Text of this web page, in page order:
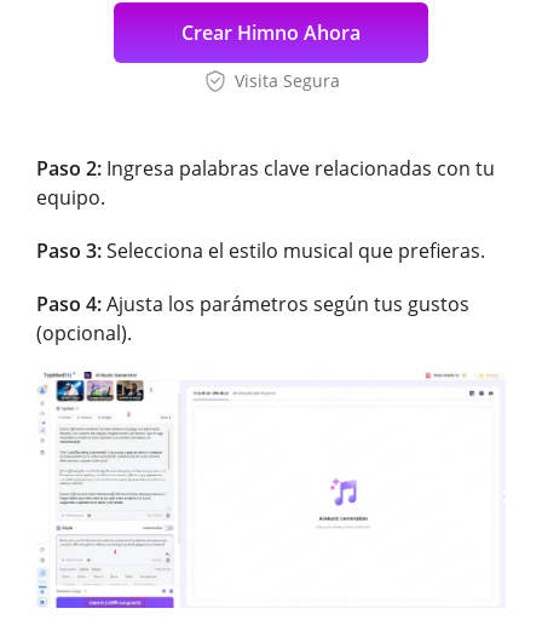
Crear Himno Ahora
Visita Segura
Paso 2: Ingresa palabras clave relacionadas con tu
equipo.
Paso 3:Selecciona el estilo musical que prefieras.
Paso 4:Ajusta los parámetros según tus gustos
(opcional).